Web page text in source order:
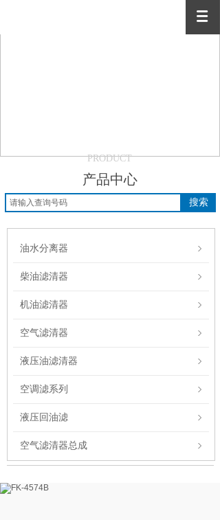
PRODUCT
产品中心
搜索
油水分离器
柴油滤清器
机油滤清器
空气滤清器
液压油滤清器
空调滤系列
液压回油滤
空气滤清器总成